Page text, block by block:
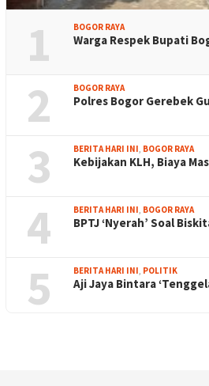
1 BOGOR RAYA
Warga Respek Bupati
2 BOGOR RAYA
Polres Bogor Gerebek
3 BERITA HARI INI BOGOR RAYA
Kebijakan KLH, Biaya
4 BERITA HARI INI BOGOR RAYA
BPTJ ‘Nyerah’ Soal
5 BERITA HARI INI POLITIK
Aji Jaya Bintara